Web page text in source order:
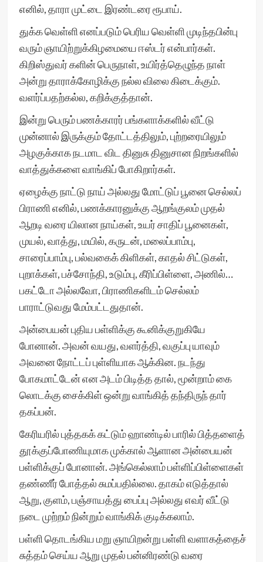
எனில், தாரா முட்டை இரண்டரை ரூபாய்.
துக்க வெள்ளி எனப்படும் பெரிய வெள்ளி முடிந்தபின்பு
வரும் ஞாயிற்றுக்கிழமையை ஈஸ்டர் என்பார்கள்.
கிறிஸ்துவர் களின் பெருநாள், உயிர்த்தெழுந்த நாள்
அன்று தாராக்கோழிக்கு நல்ல விலை கிடைக்கும்.
வளர்ப்பதற்கல்ல, கறிக்குத்தான்.
இன்று பெரும் பணக்காரர் பங்களாக்களில் வீட்டு
முன்னால் இருக்கும் தோட்டத்திலும், புற்றரையிலும்
அழகுக்காக நடமாட விட தினுசு தினுசான நிறங்களில்
வாத்துக்களை வாங்கிப் போகிறார்கள்.
ஏழைக்கு நாட்டு நாய் அல்லது மோட்டுப் பூனை செல்லப்
பிராணி எனில், பணக்காரனுக்கு ஆறங்குலம் முதல்
ஆறடி வரை யிலான நாய்கள், உயர் சாதிப் பூனைகள்,
முயல், வாத்து, மயில், கருடன், மலைப்பாம்பு,
சாரைப்பாம்பு, பல்வகைக் கிளிகள், காதல் சிட்டுகள்,
புறாக்கள், பச்சோந்தி, உடும்பு, கீரிப்பிள்ளை, அணில்…
பகட்டோ அல்லவோ, பிராணிகளிடம் செல்லம்
பாராட்டுவது மேம்பட்டதுதான்.
அன்பையன் புதிய பள்ளிக்கு கூனிக்குறுகியே
போனான். அவன் வயது, வளர்த்தி, வகுப்பு யாவும்
அவனை நோட்டப் புள்ளியாக ஆக்கின. நடந்து
போகமாட்டேன் என அடம் பிடித்த தால், மூன்றாம் கை
லொடக்கு சைக்கிள் ஒன்று வாங்கித் தந்திருந் தார்
தகப்பன்.
கேரியரில் புத்தகக் கட்டும் ஹாண்டில் பாரில் பித்தளைத்
தூக்குப்போணியுமாக முக்கால் ஆளான அன்பையன்
பள்ளிக்குப் போனான். அங்கெல்லாம் பள்ளிப்பிள்ளைகள்
தண்ணீர் போத்தல் சுமப்பதில்லை. தாகம் எடுத்தால்
ஆறு, குளம், பஞ்சாயத்து பைப்பு அல்லது எவர் வீட்டு
நடை முற்றம் நின்றும் வாங்கிக் குடிக்கலாம்.
பள்ளி தொடங்கிய மறு ஞாயிறன்று பள்ளி வளாகத்தைச்
சுத்தம் செய்ய ஆறு முதல் பன்னிரண்டு வரை